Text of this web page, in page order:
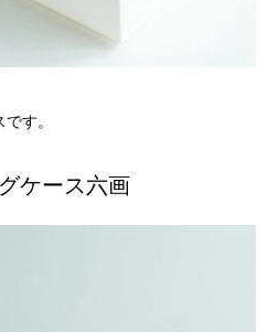
す。
ケース六画